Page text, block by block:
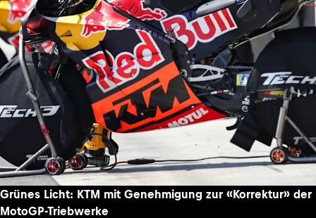
Grünes Licht: KTM mit Genehmigung zur «Korrektur» der
MotoGP-Triebwerke